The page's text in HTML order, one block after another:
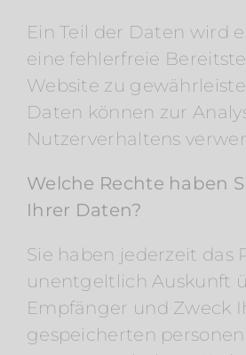
Ein Teil der Daten wird
eine fehlerfreie
Website zu
Daten können zur
Nutzerverhaltens
Welche Rechte haben
Ihrer Daten?
Sie haben jederzeit das
unentgeltlich Auskunft
Empfänger und Zweck
gespeicherten